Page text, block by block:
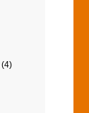
(4)